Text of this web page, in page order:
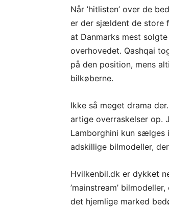
Når ’hitlisten’ over de
er der sjældent de store
at Danmarks mest
overhovedet. Qashqai
på den position, mens
bilkøberne.
Ikke så meget drama
artige overraskelser op.
Lamborghini kun sælges
adskillige bilmodeller,
Hvilkenbil.dk er dykket
’mainstream’
det hjemlige marked